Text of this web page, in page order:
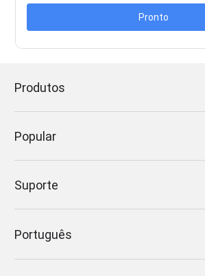
Pronto
Produtos
Popular
Suporte
Português